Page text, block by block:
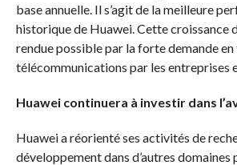
base annuelle. Il s’agit de la meilleure
historique de Huawei. Cette croissance
rendue possible par la forte demande
télécommunications par les entreprises
Huawei continuera à investir dans
Huawei a réorienté ses activités de
développement dans d’autres domaines